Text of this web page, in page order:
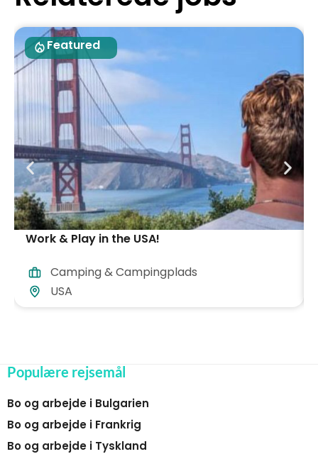
Featured
Work & Play in the USA!
Camping & Campingplads
USA
Populære rejsemål
Bo og arbejde i Bulgarien
Bo og arbejde i Frankrig
Bo og arbejde i Tyskland